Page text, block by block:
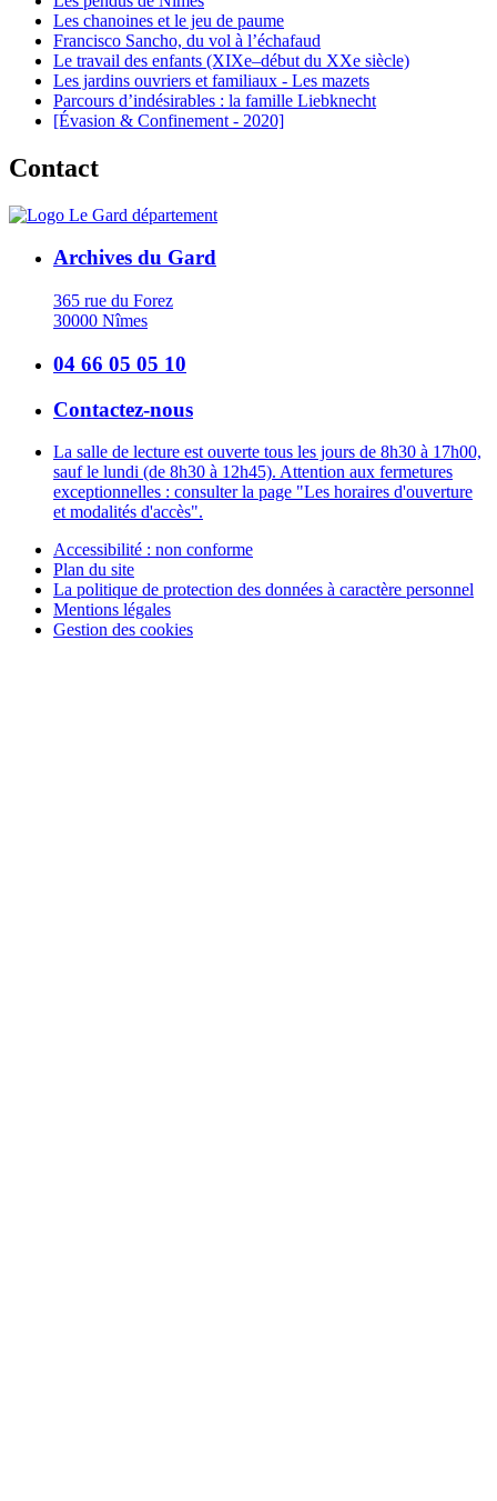
Les chanoines et le jeu de paume
Francisco Sancho, du vol à l’échafaud
Le travail des enfants (XIXe–début du XXe siècle)
Les jardins ouvriers et familiaux - Les mazets
Parcours d’indésirables : la famille Liebknecht
[Évasion & Confinement - 2020]
Contact
Archives du Gard
365 rue du Forez
30000 Nîmes
04 66 05 05 10
Contactez-nous
La salle de lecture est ouverte tous les jours de 8h30 à 17h00,
sauf le lundi (de 8h30 à 12h45). Attention aux fermetures
exceptionnelles : consulter la page "Les horaires d'ouverture
et modalités d'accès".
Accessibilité : non conforme
Plan du site
La politique de protection des données à caractère personnel
Mentions légales
Gestion des cookies